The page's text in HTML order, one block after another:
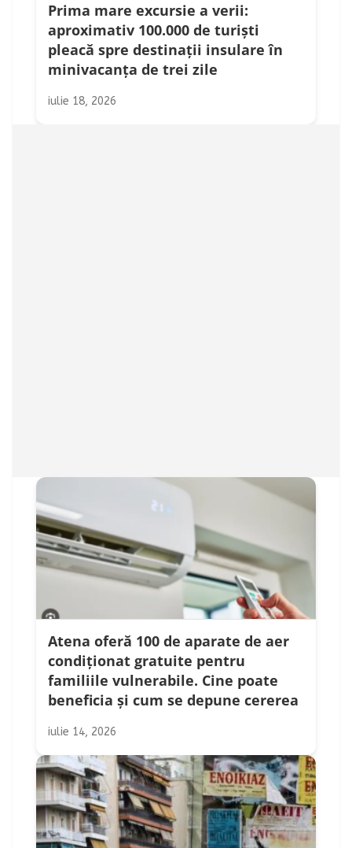
Prima mare excursie a verii:
aproximativ 100.000 de turiști
pleacă spre destinații insulare în
minivacanța de trei zile
iulie 18, 2026
Atena oferă 100 de aparate de aer
condiționat gratuite pentru
familiile vulnerabile. Cine poate
beneficia și cum se depune cererea
iulie 14, 2026